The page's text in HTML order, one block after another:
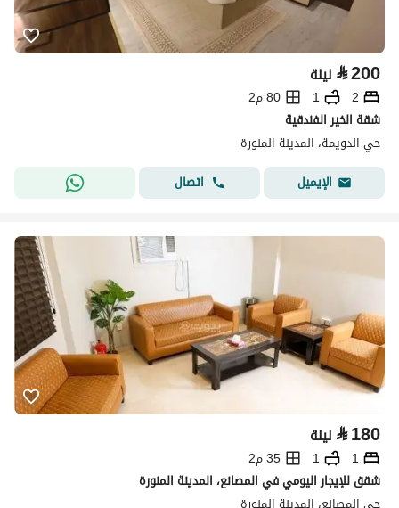
⃁200 ليلة
2
1
80 م2
شقة الخير الفندقية
حي الدويمة، المدينة المنورة
الإيميل
اتصال
⃁180 ليلة
1
1
35 م2
شقق للإيجار اليومي في المصانع، المدينة المنورة